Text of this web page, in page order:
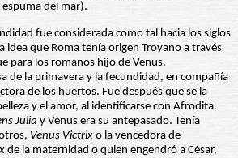
del mar).
fue considerada como tal hacia los siglos
idea que Roma tenía origen Troyano a través
para los romanos hijo de Venus.
de la primavera y la fecundidad, en compañía
de los huertos. Fue después que se la
y el amor, al identificarse con Afrodita.
Julia y Venus era su antepasado. Tenía
Venus Victrix o la vencedora de
de la maternidad o quien engendró a César,